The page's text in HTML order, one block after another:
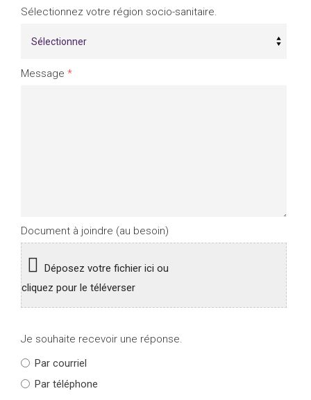
Sélectionnez votre région socio-sanitaire.
Message *
Document à joindre (au besoin)
Déposez votre fichier ici ou
cliquez pour le téléverser
Je souhaite recevoir une réponse.
Par courriel
Par téléphone